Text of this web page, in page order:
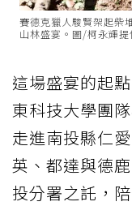
賽德克獵人駿賢架起柴
山林盛宴。圖/柯永輝提
這場盛宴的起
東科技大學團
走進南投縣仁
英、都達與德
投分署之託，